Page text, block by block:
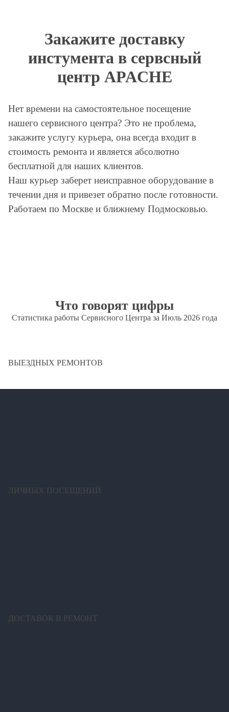
Закажите доставку
инстумента в сервсный
центр APACHE
Нет времени на самостоятельное посещение
нашего сервисного центра? Это не проблема,
закажите услугу курьера, она всегда входит в
стоимость ремонта и является абсолютно
бесплатной для наших клиентов.
Наш курьер заберет неисправное оборудование в
течении дня и привезет обратно после готовности.
Работаем по Москве и ближнему Подмосковью.
Что говорят цифры
Статистика работы Сервисного Центра за Июль 2026 года
ВЫЕЗДНЫХ РЕМОНТОВ
ЛИЧНЫХ ПОСЕЩЕНИЙ
ДОСТАВОК В РЕМОНТ